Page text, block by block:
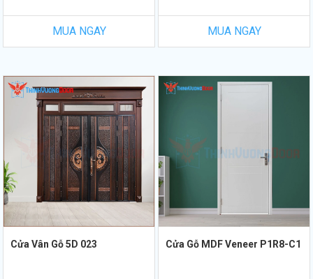
MUA NGAY MUA NGAY
Cửa Vân Gỗ 5D 023 Cửa Gỗ MDF Veneer P1R8-C1